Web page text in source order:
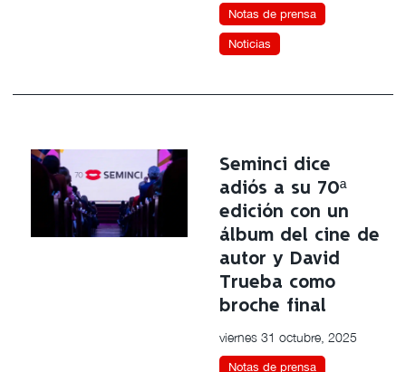
Notas de prensa
Noticias
Seminci dice
adiós a su 70ª
edición con un
álbum del cine de
autor y David
Trueba como
broche final
viernes 31 octubre, 2025
Notas de prensa